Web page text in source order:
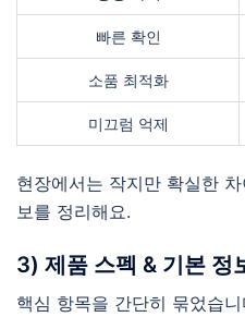
빠른 확인
소품 최적화
미끄럼 억제
현장에서는 작지만 확실한
보를 정리해요.
3) 제품 스펙 & 기본 정
핵심 항목을 간단히 묶었습니